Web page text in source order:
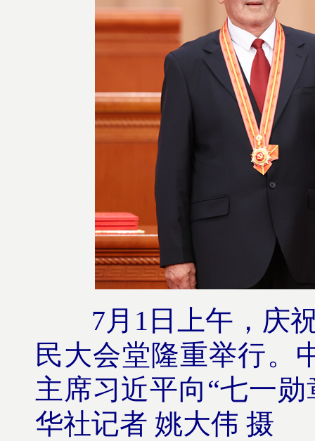
7月1日上午，庆祝
民大会堂隆重举行。
主席习近平向“七一
华社记者 姚大伟 摄